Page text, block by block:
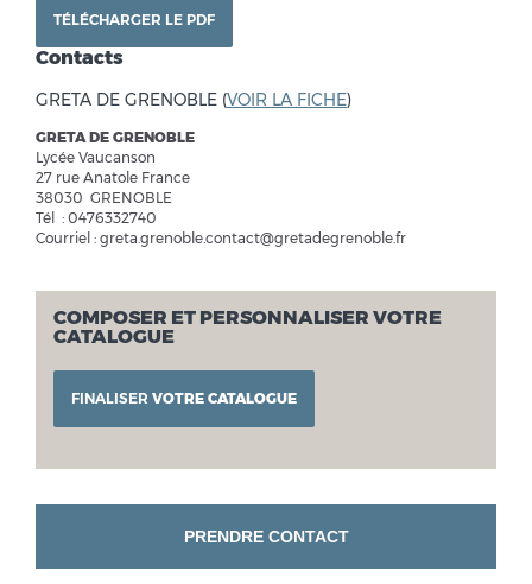
TÉLÉCHARGER LE PDF
Contacts
GRETA DE GRENOBLE (VOIR LA FICHE)
GRETA DE GRENOBLE
Lycée Vaucanson
27 rue Anatole France
38030 GRENOBLE
Tél : 0476332740
Courriel : greta.grenoble.contact@gretadegrenoble.fr
COMPOSER ET PERSONNALISER VOTRE
CATALOGUE
FINALISER VOTRE CATALOGUE
PRENDRE CONTACT